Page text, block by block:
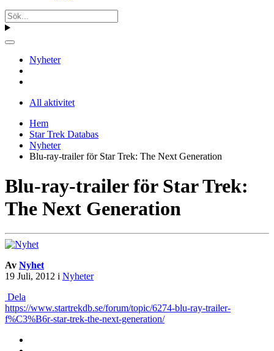
Nyheter
All aktivitet
Hem
Star Trek Databas
Nyheter
Blu-ray-trailer för Star Trek: The Next Generation
Blu-ray-trailer för Star Trek:
The Next Generation
Av Nyhet
19 Juli, 2012 i Nyheter
Dela
https://www.startrekdb.se/forum/topic/6274-blu-ray-trailer-
f%C3%B6r-star-trek-the-next-generation/